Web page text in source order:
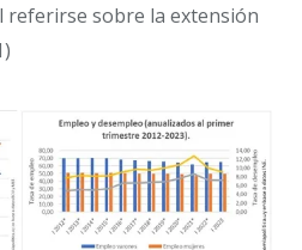
referirse sobre la extensión